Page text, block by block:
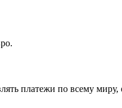
платежи по всему